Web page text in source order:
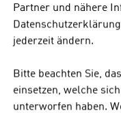
Partner und nähere
jederzeit ändern.
Bitte beachten Sie,
einsetzen, welche
unterworfen haben.